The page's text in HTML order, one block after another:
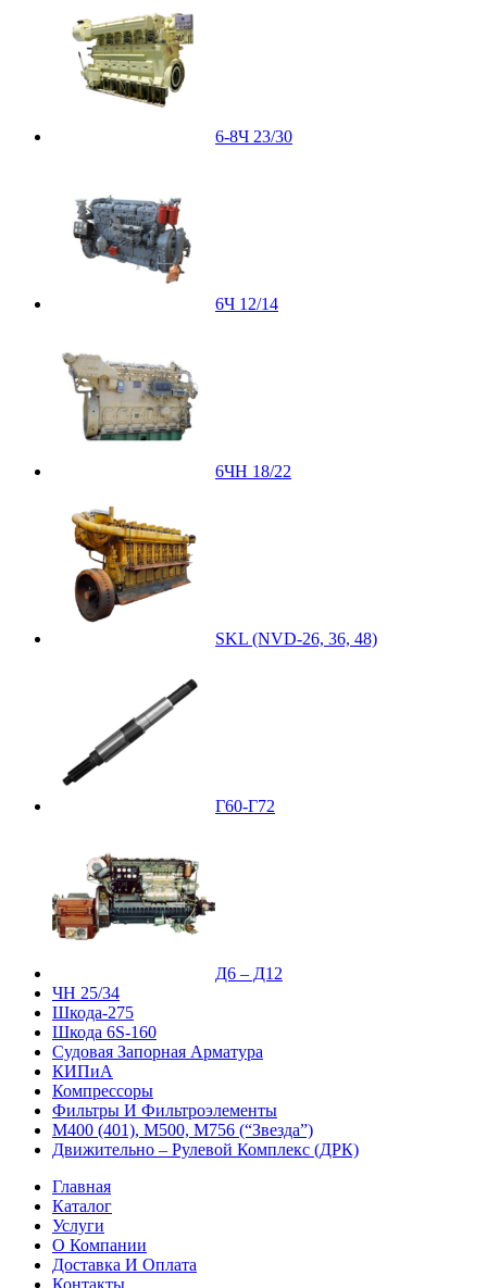
6-8Ч 23/30
6Ч 12/14
6ЧН 18/22
SKL (NVD-26, 36, 48)
Г60-Г72
Д6 – Д12
ЧН 25/34
Шкода-275
Шкода 6S-160
Судовая Запорная Арматура
КИПиА
Компрессоры
Фильтры И Фильтроэлементы
М400 (401), М500, М756 (“Звезда”)
Движительно – Рулевой Комплекс (ДРК)
Главная
Каталог
Услуги
О Компании
Доставка И Оплата